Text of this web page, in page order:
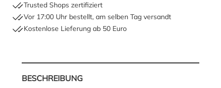
Trusted Shops zertifiziert
Vor 17:00 Uhr bestellt, am selben Tag versandt
Kostenlose Lieferung ab 50 Euro
BESCHREIBUNG